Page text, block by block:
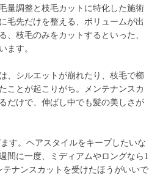
量調整と枝毛カットに特化した施術
毛先だけを整える、ボリュームが出
、枝毛のみをカットするといった、
ます。
、シルエットが崩れたり、枝毛で櫛
ことが起こりがち。メンテナンスカ
だけで、伸ばし中でも髪の美しさが
す。ヘアスタイルをキープしたいな
間に一度、ミディアムやロングなら1
テナンスカットを受けたほうがいいで